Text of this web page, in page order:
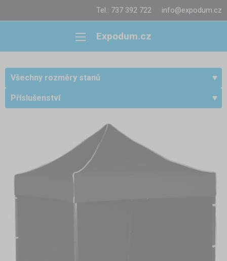
Tel.: 737 392 722 info@expodum.cz
Expodum.cz
Všechny rozměry stanů
Příslušenství